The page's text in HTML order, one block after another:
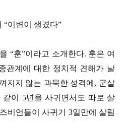
“이변이 생겼다”
“훈”이라고 소개한다. 훈은 여
관계에 대한 정치적 견해가 날
지지 않는 과묵한 성격에, 군살
이 5년을 사귀면서도 따로 살
비언들이 사귀기 3일만에 살림